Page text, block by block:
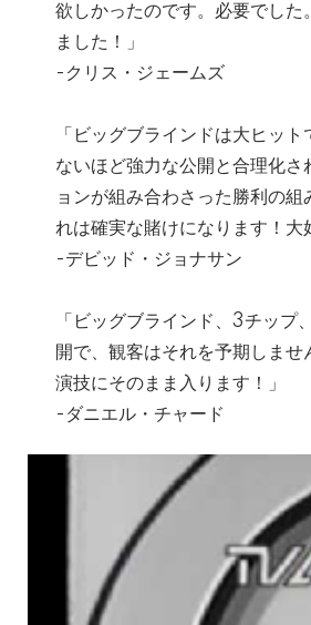
欲しかったのです。必要でした
ました！」
-クリス・ジェームズ
「ビッグブラインドは大ヒッ
ないほど強力な公開と合理化さ
ョンが組み合わさった勝利の組
れは確実な賭けになります！大
-デビッド・ジョナサン
「ビッグブラインド、3チップ
開で、観客はそれを予期しませ
演技にそのまま入ります！」
-ダニエル・チャード